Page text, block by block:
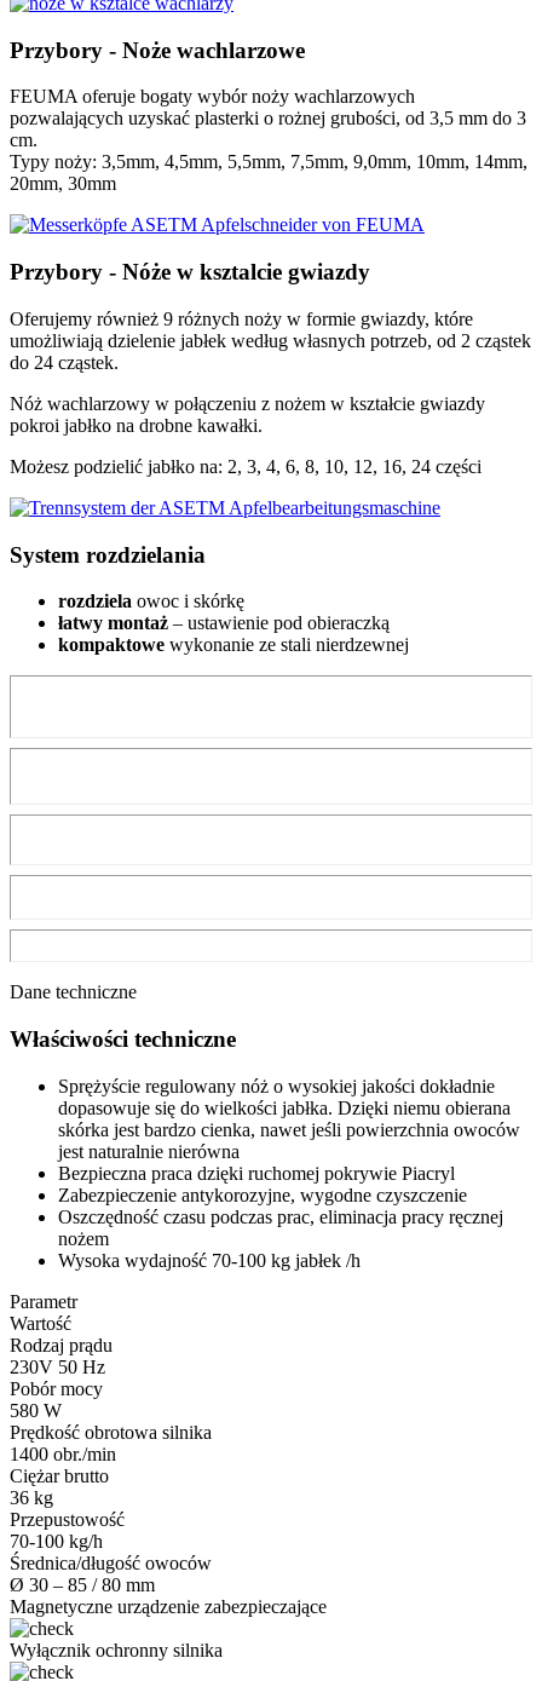
Przybory - Noże wachlarzowe
FEUMA oferuje bogaty wybór noży wachlarzowych
pozwalających uzyskać plasterki o rożnej grubości, od 3,5 mm do 3
cm.
Typy noży: 3,5mm, 4,5mm, 5,5mm, 7,5mm, 9,0mm, 10mm, 14mm,
20mm, 30mm
Przybory - Nóże w ksztalcie gwiazdy
Oferujemy również 9 różnych noży w formie gwiazdy, które
umożliwiają dzielenie jabłek według własnych potrzeb, od 2 cząstek
do 24 cząstek.
Nóż wachlarzowy w połączeniu z nożem w kształcie gwiazdy
pokroi jabłko na drobne kawałki.
Możesz podzielić jabłko na: 2, 3, 4, 6, 8, 10, 12, 16, 24 części
System rozdzielania
rozdziela owoc i skórkę
łatwy montaż – ustawienie pod obieraczką
kompaktowe wykonanie ze stali nierdzewnej
Dane techniczne
Właściwości techniczne
Sprężyście regulowany nóż o wysokiej jakości dokładnie
dopasowuje się do wielkości jabłka. Dzięki niemu obierana
skórka jest bardzo cienka, nawet jeśli powierzchnia owoców
jest naturalnie nierówna
Bezpieczna praca dzięki ruchomej pokrywie Piacryl
Zabezpieczenie antykorozyjne, wygodne czyszczenie
Oszczędność czasu podczas prac, eliminacja pracy ręcznej
nożem
Wysoka wydajność 70-100 kg jabłek /h
Parametr
Wartość
Rodzaj prądu
230V 50 Hz
Pobór mocy
580 W
Prędkość obrotowa silnika
1400 obr./min
Ciężar brutto
36 kg
Przepustowość
70-100 kg/h
Średnica/długość owoców
Ø 30 – 85 / 80 mm
Magnetyczne urządzenie zabezpieczające
Wyłącznik ochronny silnika